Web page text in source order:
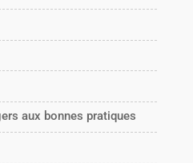
aux bonnes pratiques